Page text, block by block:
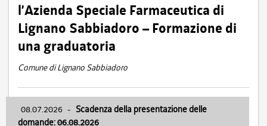
l’Azienda Speciale Farmaceutica di
Lignano Sabbiadoro – Formazione di
una graduatoria
Comune di Lignano Sabbiadoro
08.07.2026 - Scadenza della presentazione delle
domande: 06.08.2026